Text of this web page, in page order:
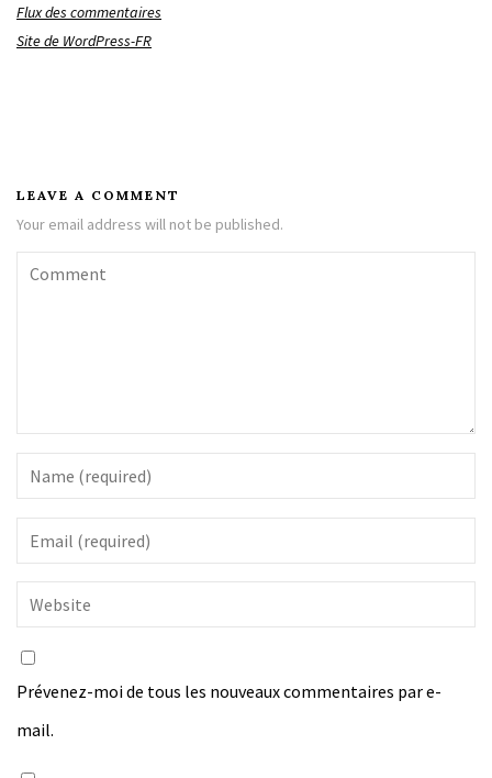
Flux des commentaires
Site de WordPress-FR
LEAVE A COMMENT
Your email address will not be published.
Prévenez-moi de tous les nouveaux commentaires par e-
mail.